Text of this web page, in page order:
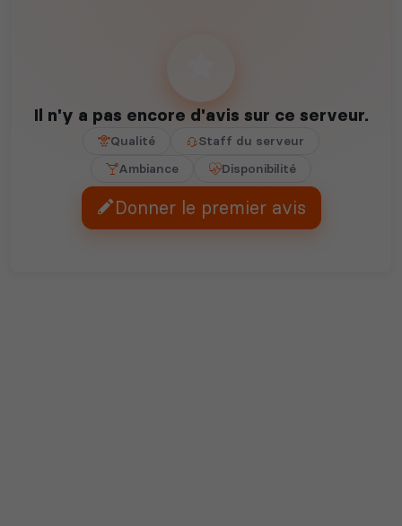
Il n'y a pas encore d'avis sur ce serveur.
Qualité
Staff du serveur
Ambiance
Disponibilité
Donner le premier avis